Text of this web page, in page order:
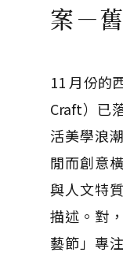
案－
11 月份的
Craft）已
活美學浪
閒而創意
與人文特
描述。對
藝節」專